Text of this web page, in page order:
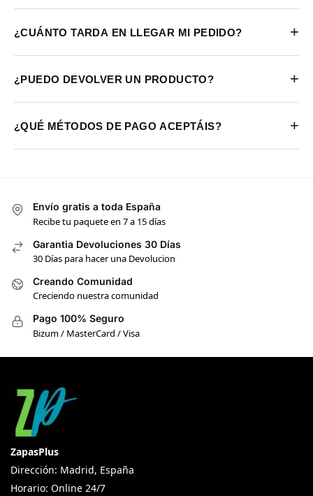
¿CUÁNTO TARDA EN LLEGAR MI PEDIDO? +
¿PUEDO DEVOLVER UN PRODUCTO? +
¿QUÉ MÉTODOS DE PAGO ACEPTÁIS? +
Envío gratis a toda España
Recibe tu paquete en 7 a 15 días
Garantia Devoluciones 30 Días
30 Días para hacer una Devolucion
Creando Comunidad
Creciendo nuestra comunidad
Pago 100% Seguro
Bizum / MasterCard / Visa
ZapasPlus
Dirección: Madrid, España
Horario: Online 24/7